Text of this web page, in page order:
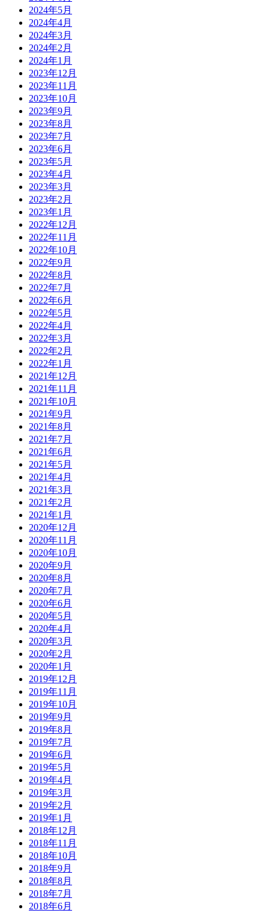
2024年5月
2024年4月
2024年3月
2024年2月
2024年1月
2023年12月
2023年11月
2023年10月
2023年9月
2023年8月
2023年7月
2023年6月
2023年5月
2023年4月
2023年3月
2023年2月
2023年1月
2022年12月
2022年11月
2022年10月
2022年9月
2022年8月
2022年7月
2022年6月
2022年5月
2022年4月
2022年3月
2022年2月
2022年1月
2021年12月
2021年11月
2021年10月
2021年9月
2021年8月
2021年7月
2021年6月
2021年5月
2021年4月
2021年3月
2021年2月
2021年1月
2020年12月
2020年11月
2020年10月
2020年9月
2020年8月
2020年7月
2020年6月
2020年5月
2020年4月
2020年3月
2020年2月
2020年1月
2019年12月
2019年11月
2019年10月
2019年9月
2019年8月
2019年7月
2019年6月
2019年5月
2019年4月
2019年3月
2019年2月
2019年1月
2018年12月
2018年11月
2018年10月
2018年9月
2018年8月
2018年7月
2018年6月